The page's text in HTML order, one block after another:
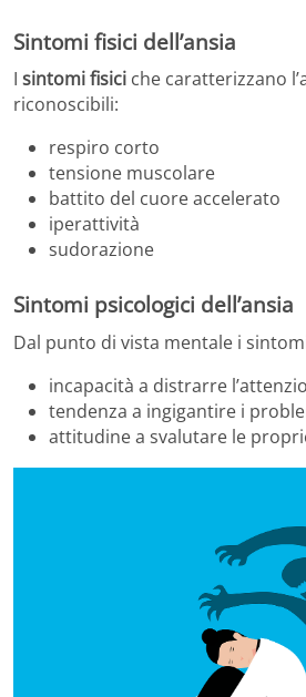
Sintomi fisici dell’ansia
I sintomi fisici che caratterizzano
riconoscibili:
respiro corto
tensione muscolare
battito del cuore accelerato
iperattività
sudorazione
Sintomi psicologici dell’ansia
Dal punto di vista mentale i
incapacità a distrarre
tendenza a ingigantire i
attitudine a svalutare le